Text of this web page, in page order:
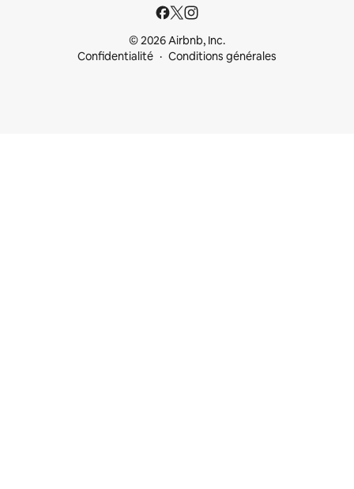
© 2026 Airbnb, Inc.
Confidentialité
Conditions générales